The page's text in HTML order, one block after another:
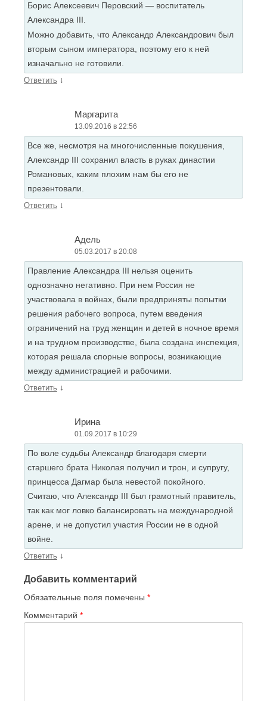
Борис Алексеевич Перовский — воспитатель
Александра III.
Можно добавить, что Александр Александрович был
вторым сыном императора, поэтому его к ней
изначально не готовили.
Ответить ↓
Маргарита
13.09.2016 в 22:56
Все же, несмотря на многочисленные покушения,
Александр III сохранил власть в руках династии
Романовых, каким плохим нам бы его не
презентовали.
Ответить ↓
Адель
05.03.2017 в 20:08
Правление Александра III нельзя оценить
однозначно негативно. При нем Россия не
участвовала в войнах, были предприняты попытки
решения рабочего вопроса, путем введения
ограничений на труд женщин и детей в ночное время
и на трудном производстве, была создана инспекция,
которая решала спорные вопросы, возникающие
между администрацией и рабочими.
Ответить ↓
Ирина
01.09.2017 в 10:29
По воле судьбы Александр благодаря смерти
старшего брата Николая получил и трон, и супругу,
принцесса Дагмар была невестой покойного.
Считаю, что Александр III был грамотный правитель,
так как мог ловко балансировать на международной
арене, и не допустил участия России не в одной
войне.
Ответить ↓
Добавить комментарий
Обязательные поля помечены *
Комментарий *